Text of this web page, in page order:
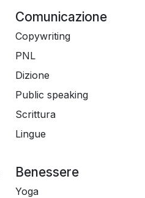
Comunicazione
Copywriting
PNL
Dizione
Public speaking
Scrittura
Lingue
Benessere
Yoga